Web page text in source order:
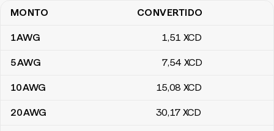
Tabla de conversión de florines arubeños a dólares del Caribe
MONTO CONVERTIDO
1AWG 1,51 XCD
5AWG 7,54 XCD
10AWG 15,08 XCD
20AWG 30,17 XCD